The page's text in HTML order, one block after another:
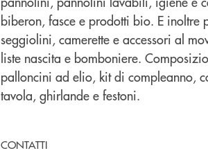
biberon, fasce e prodotti bio. E inoltre
seggiolini, camerette e accessori al
liste nascita e bomboniere.
palloncini ad elio, kit di compleanno,
tavola, ghirlande e festoni.
CONTATTI